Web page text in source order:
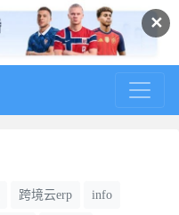
✕
跨境云erp info